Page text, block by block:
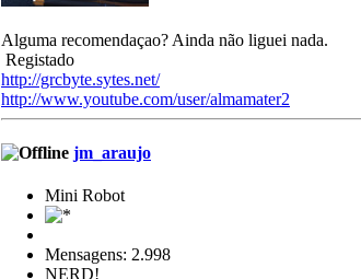
Alguma recomendaçao? Ainda não liguei nada.
Registado
http://grcbyte.sytes.net/
http://www.youtube.com/user/almamater2
jm_araujo
Mini Robot
Mensagens: 2.998
NERD!